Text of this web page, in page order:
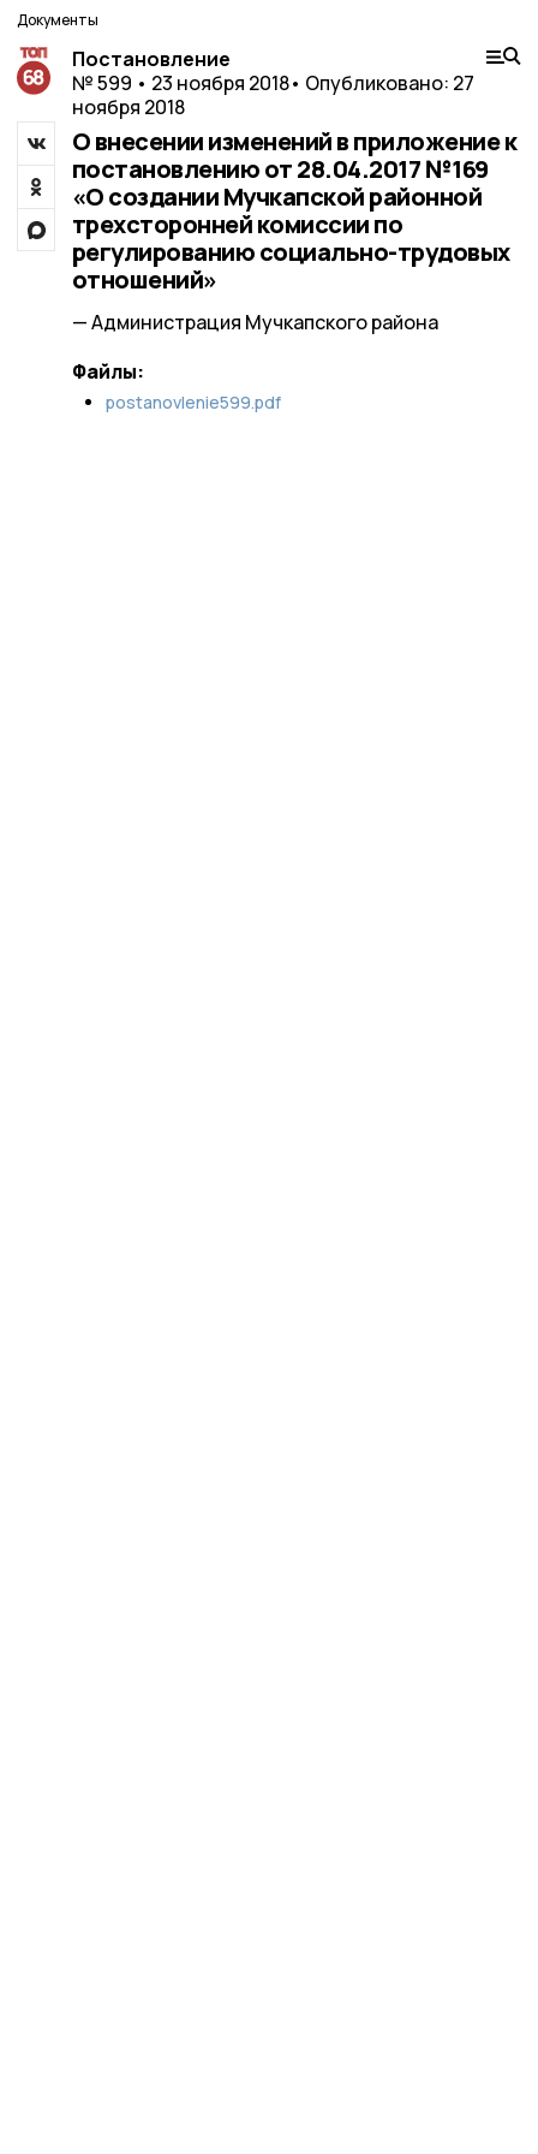
Документы
Постановление
№ 599 • 23 ноября 2018• Опубликовано: 27
ноября 2018
О внесении изменений в приложение к
постановлению от 28.04.2017 №169
«О создании Мучкапской районной
трехсторонней комиссии по
регулированию социально-трудовых
отношений»
— Администрация Мучкапского района
Файлы:
postanovlenie599.pdf